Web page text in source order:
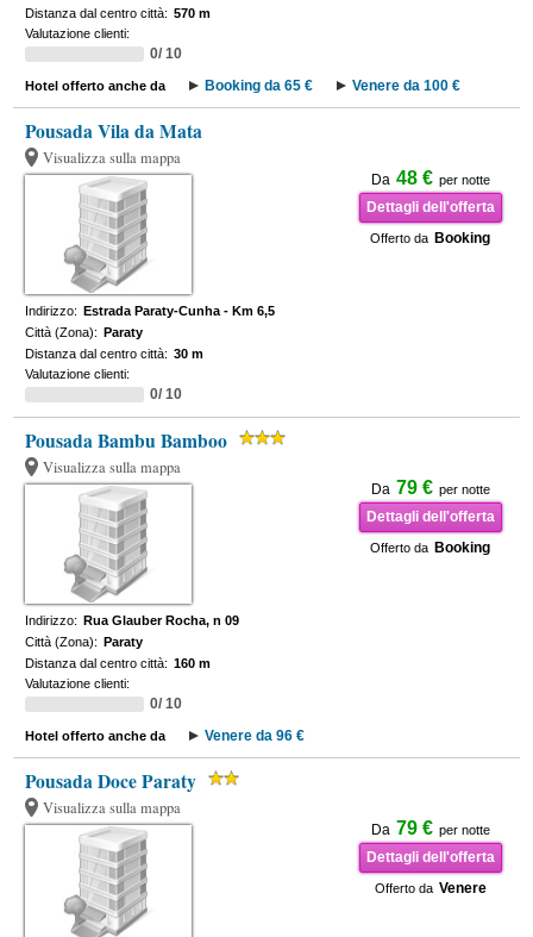
Distanza dal centro città: 570 m
Valutazione clienti:
0/ 10
Hotel offerto anche da Booking da 65 € Venere da 100 €
Pousada Vila da Mata
Visualizza sulla mappa
Da 48 € per notte
Dettagli dell'offerta
Offerto da Booking
Indirizzo: Estrada Paraty-Cunha - Km 6,5
Città (Zona): Paraty
Distanza dal centro città: 30 m
Valutazione clienti:
0/ 10
Pousada Bambu Bamboo
Visualizza sulla mappa
Da 79 € per notte
Dettagli dell'offerta
Offerto da Booking
Indirizzo: Rua Glauber Rocha, n 09
Città (Zona): Paraty
Distanza dal centro città: 160 m
Valutazione clienti:
0/ 10
Hotel offerto anche da Venere da 96 €
Pousada Doce Paraty
Visualizza sulla mappa
Da 79 € per notte
Dettagli dell'offerta
Offerto da Venere